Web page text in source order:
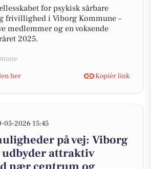
for psykisk sårbare
frivillighed i Viborg Kommune –
medlemmer og en voksende
2025.
her
Kopiér link
05-2026 15:45
på vej: Viborg
attraktiv